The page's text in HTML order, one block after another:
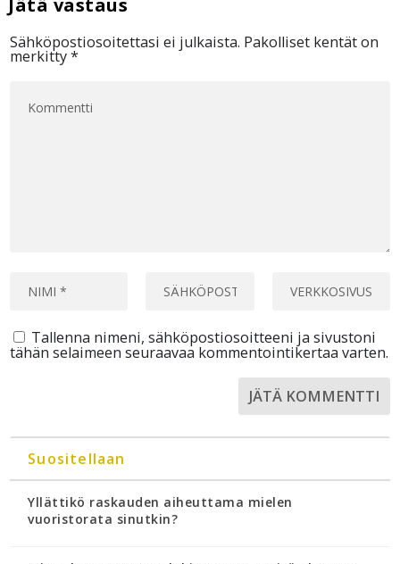
Sähköpostiosoitettasi ei julkaista. Pakolliset kentät on
merkitty*
Tallenna nimeni, sähköpostiosoitteeni ja sivustoni
tähän selaimeen seuraavaa kommentointikertaa varten.
Suositellaan
Yllättikö raskauden aiheuttama mielen
vuoristorata sinutkin?